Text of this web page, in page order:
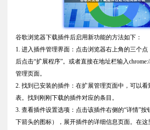
谷歌浏览器下载插件后启用新功能的方法如下：
1. 进入插件管理界面：点击浏览器右上角的三个点
后点击“扩展程序”。或者直接在地址栏输入
管理页面。
2. 找到已安装的插件：在扩展管理页面中，可以看
表。找到刚刚下载的插件对应的条目。
3. 查看插件设置选项：点击该插件右侧的“详情”按
下箭头的图标），展开插件的详细信息页面。在